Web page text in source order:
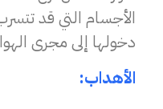
الأجسام التي قد
دخولها إلى مجرى
الأهداب: